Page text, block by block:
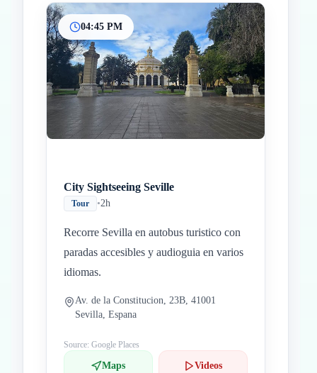
04:45 PM
City Sightseeing Seville
Tour •2h
Recorre Sevilla en autobus turistico con
paradas accesibles y audioguia en varios
idiomas.
Av. de la Constitucion, 23B, 41001
Sevilla, Espana
Source: Google Places
Maps Videos